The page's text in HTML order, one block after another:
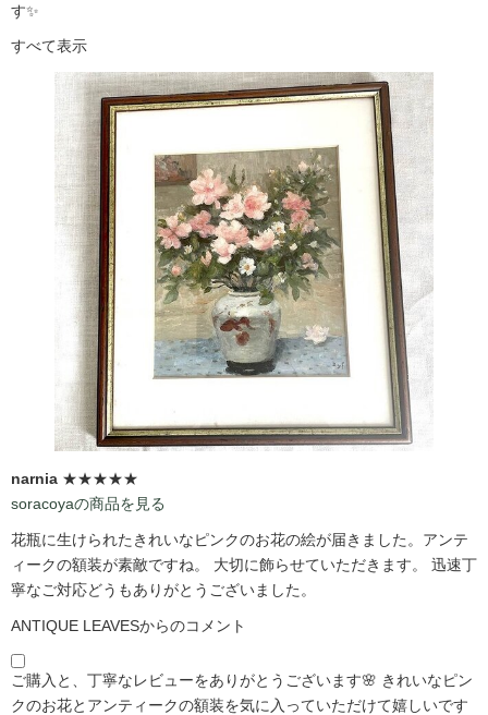
す✨
すべて表示
narnia ★★★★★
soracoyaの商品を見る
花瓶に生けられたきれいなピンクのお花の絵が届きました。アンテ
ィークの額装が素敵ですね。 大切に飾らせていただきます。 迅速丁
寧なご対応どうもありがとうございました。
ANTIQUE LEAVESからのコメント
ご購入と、丁寧なレビューをありがとうございます🌸 きれいなピン
クのお花とアンティークの額装を気に入っていただけて嬉しいです